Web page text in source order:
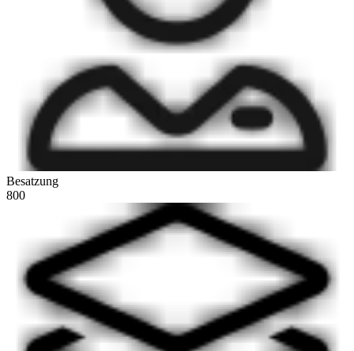
Besatzung
800